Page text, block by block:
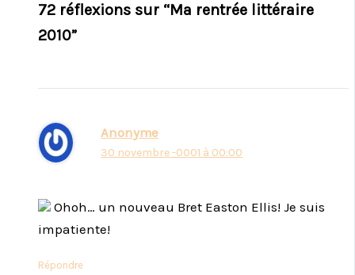
72 réflexions sur “Ma rentrée littéraire
2010”
Anonyme
30 novembre -0001 à 00:00
Ohoh… un nouveau Bret Easton Ellis! Je suis
impatiente!
Répondre